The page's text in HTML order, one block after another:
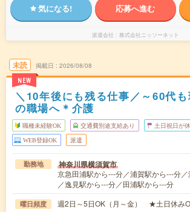
気になる! 応募へ進む
派遣会社 株式会社ニッソーネット
未読
NEW
掲載日 2026/08/08
＼10年後にも残る仕事／～60代
の職場へ＊介護
職種未経験OK 交通費別途支給あり 土日祝日が
WEB登録OK 派遣
勤務地 神奈川県横須賀市
京急田浦駅から---分／浦賀駅から---分
／逸見駅から---分／田浦駅から---分
曜日頻度 週2日～5日OK（月～金） ★土日休み